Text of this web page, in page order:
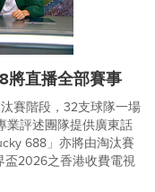
將直播全部賽事
賽階段，32支球隊一場
業評述團隊提供廣東話
688」亦將由淘汰賽
盃2026之香港收費電視